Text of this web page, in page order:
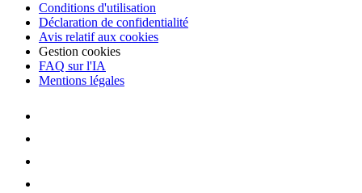
Conditions d'utilisation
Déclaration de confidentialité
Avis relatif aux cookies
Gestion cookies
FAQ sur l'IA
Mentions légales